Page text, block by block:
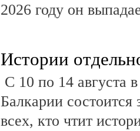
2026 году он
Истории
С 10 по 14 августа
Балкарии состоится
всех, кто чтит